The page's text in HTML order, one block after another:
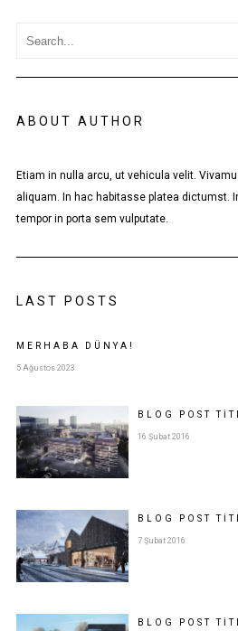
ABOUT AUTHOR
Etiam in nulla arcu, ut vehicula velit.
aliquam. In hac habitasse platea dictumst.
tempor in porta sem vulputate.
LAST POSTS
MERHABA DÜNYA!
5 Ağustos 2023
BLOG POST
16 Şubat 2016
BLOG POST
7 Şubat 2016
BLOG POST